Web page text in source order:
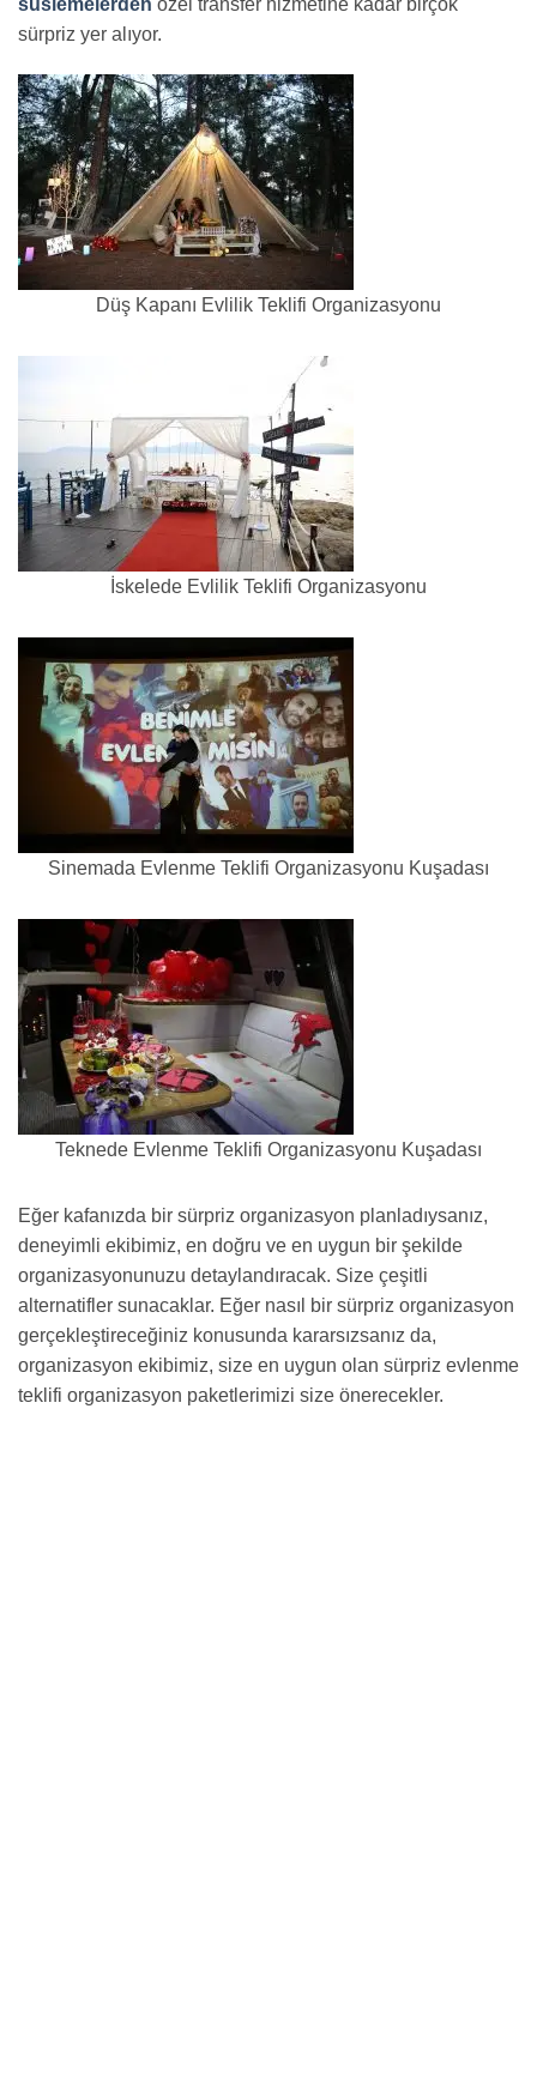
süslemelerden özel transfer hizmetine kadar birçok
sürpriz yer alıyor.
Düş Kapanı Evlilik Teklifi Organizasyonu
İskelede Evlilik Teklifi Organizasyonu
Sinemada Evlenme Teklifi Organizasyonu Kuşadası
Teknede Evlenme Teklifi Organizasyonu Kuşadası
Eğer kafanızda bir sürpriz organizasyon planladıysanız,
deneyimli ekibimiz, en doğru ve en uygun bir şekilde
organizasyonunuzu detaylandıracak. Size çeşitli
alternatifler sunacaklar. Eğer nasıl bir sürpriz organizasyon
gerçekleştireceğiniz konusunda kararsızsanız da,
organizasyon ekibimiz, size en uygun olan sürpriz evlenme
teklifi organizasyon paketlerimizi size önerecekler.